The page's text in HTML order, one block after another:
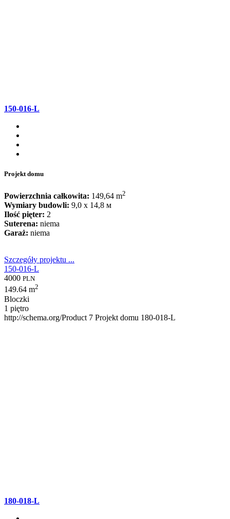
150-016-L
Projekt domu
Powierzchnia całkowita: 149,64 m2
Wymiary budowli: 9,0 x 14,8 м
Ilość pięter: 2
Suterena: niema
Garaż: niema
Szczegóły projektu ...
150-016-L
4000 PLN
149.64 m2
Bloczki
1 piętro
http://schema.org/Product 7 Projekt domu 180-018-L
180-018-L